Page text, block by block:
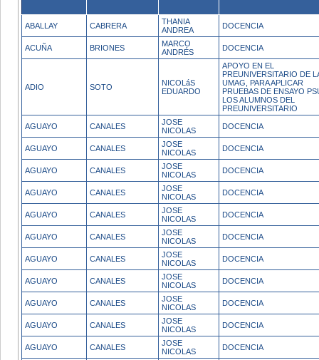
ABALLAY CABRERA
THANIA
ANDREA
DOCENCIA
ACUÑA BRIONES
MARCO
ANDRÉS
DOCENCIA
ADIO SOTO
NICOLáS
EDUARDO
APOYO EN EL
PREUNIVERSITARIO DE
UMAG, PARA APLICAR
PRUEBAS DE ENSAYO
LOS ALUMNOS DEL
PREUNIVERSITARIO
AGUAYO CANALES
JOSE
NICOLAS
DOCENCIA
AGUAYO CANALES
JOSE
NICOLAS
DOCENCIA
AGUAYO CANALES
JOSE
NICOLAS
DOCENCIA
AGUAYO CANALES
JOSE
NICOLAS
DOCENCIA
AGUAYO CANALES
JOSE
NICOLAS
DOCENCIA
AGUAYO CANALES
JOSE
NICOLAS
DOCENCIA
AGUAYO CANALES
JOSE
NICOLAS
DOCENCIA
AGUAYO CANALES
JOSE
NICOLAS
DOCENCIA
AGUAYO CANALES
JOSE
NICOLAS
DOCENCIA
AGUAYO CANALES
JOSE
NICOLAS
DOCENCIA
AGUAYO CANALES
JOSE
NICOLAS
DOCENCIA